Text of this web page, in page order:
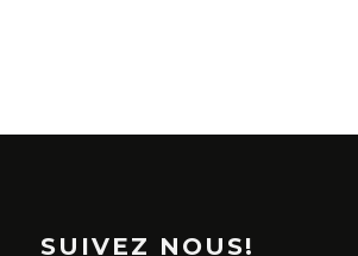
SUIVEZ NOUS!